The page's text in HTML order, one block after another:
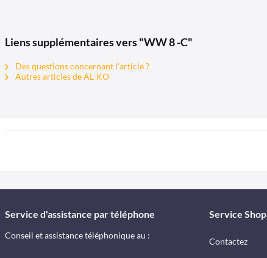
Liens supplémentaires vers "WW 8 -C"
Des questions concernant l'article ?
Autres articles de AL-KO
Service d'assistance par téléphone
Conseil et assistance téléphonique au :
Service Shop
Contactez